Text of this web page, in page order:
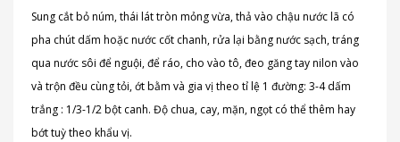
Sung cắt bỏ núm, thái lát tròn mỏng vừa, thả vào chậu nước lã có
pha chút dấm hoặc nước cốt chanh, rửa lại bằng nước sạch, tráng
qua nước sôi để nguội, để ráo, cho vào tô, đeo găng tay nilon vào
và trộn đều cùng tỏi, ớt bằm và gia vị theo tỉ lệ 1 đường: 3-4 dấm
trắng : 1/3-1/2 bột canh. Độ chua, cay, mặn, ngọt có thể thêm hay
bớt tuỳ theo khẩu vị.